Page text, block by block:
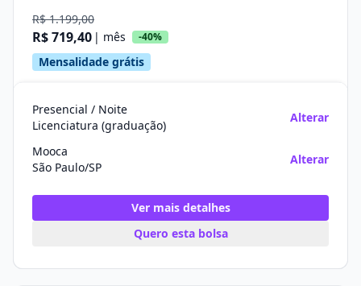
R$ 1.199,00
R$ 719,40 | mês -40%
Mensalidade grátis
Presencial / Noite
Licenciatura (graduação)
Alterar
Mooca
São Paulo/SP
Alterar
Ver mais detalhes
Quero esta bolsa